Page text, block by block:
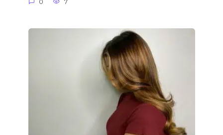
0 7